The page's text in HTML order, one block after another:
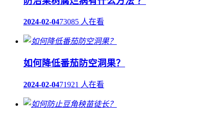
2024-02-0473085 人在看
如何降低番茄防空洞果？
2024-02-0471921 人在看